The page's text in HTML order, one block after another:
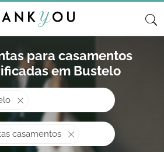
para casamentos
em Bustelo
O que procura?
casamentos